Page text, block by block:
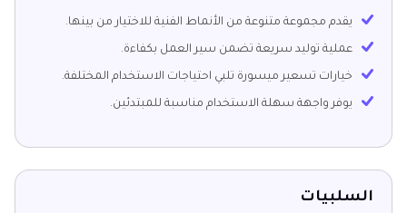
يقدم مجموعة متنوعة من الأنماط الفنية للاختيار من بينها.
عملية توليد سريعة تضمن سير العمل بكفاءة.
خيارات تسعير ميسورة تلبي احتياجات الاستخدام المختلفة.
يوفر واجهة سهلة الاستخدام مناسبة للمبتدئين.
السلبيات